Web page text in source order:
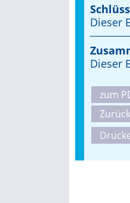
Dieser
Dieser
zum